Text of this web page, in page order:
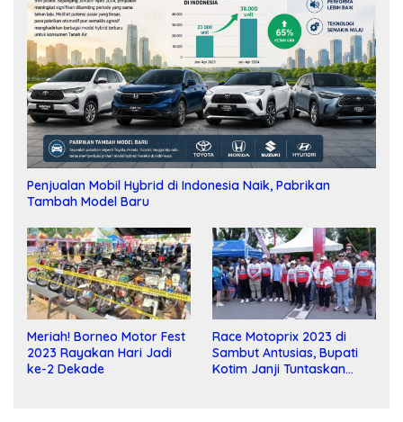
Penjualan Mobil Hybrid di Indonesia Naik, Pabrikan
Tambah Model Baru
Meriah! Borneo Motor Fest
2023 Rayakan Hari Jadi
ke-2 Dekade
Race Motoprix 2023 di
Sambut Antusias, Bupati
Kotim Janji Tuntaskan